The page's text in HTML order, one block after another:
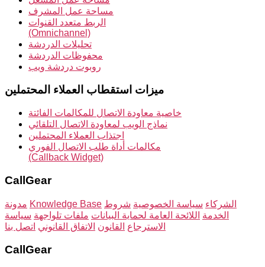
مساحة عمل المشرف
الربط متعدد القنوات
(Omnichannel)
تحليلات الدردشة
محفوظات الدردشة
روبوت دردشة ويب
ميزات استقطاب العملاء المحتملين
خاصية معاودة الاتصال للمكالمات الفائتة
نماذج الويب لمعاودة الاتصال التلقائي
اجتذاب العملاء المحتملين
مكالمات أداة طلب الاتصال الفوري
(Callback Widget)
CallGear
مدونة Knowledge Base الشركاء سياسة الخصوصية شروط
الخدمة اللائحة العامة لحماية البيانات ملفات تلواجهة سياسة
الاسترجاع القانون الاتفاق القانوني اتصل بنا
CallGear